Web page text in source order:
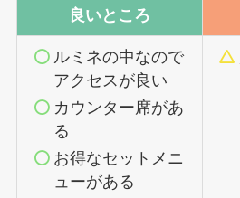
良いところ
ルミネの中なので
アクセスが良い
カウンター席があ
る
お得なセットメニ
ューがある